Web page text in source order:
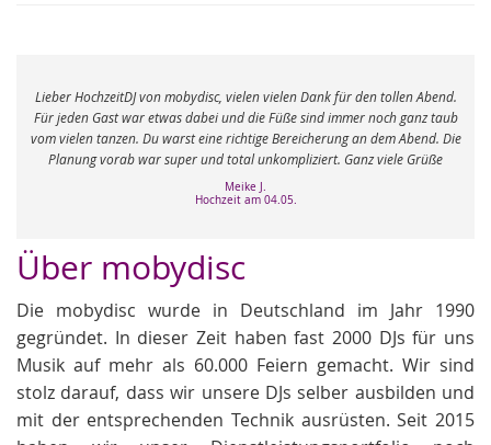
Lieber HochzeitDJ von mobydisc, vielen vielen Dank für den tollen Abend.
Für jeden Gast war etwas dabei und die Füße sind immer noch ganz taub
vom vielen tanzen. Du warst eine richtige Bereicherung an dem Abend. Die
Planung vorab war super und total unkompliziert. Ganz viele Grüße
Meike J.
Hochzeit am 04.05.
Über mobydisc
Die mobydisc wurde in Deutschland im Jahr 1990
gegründet. In dieser Zeit haben fast 2000 DJs für uns
Musik auf mehr als 60.000 Feiern gemacht. Wir sind
stolz darauf, dass wir unsere DJs selber ausbilden und
mit der entsprechenden Technik ausrüsten. Seit 2015